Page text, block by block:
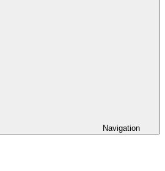
Navigation